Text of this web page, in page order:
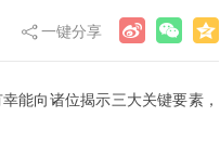
一键分享
能向诸位揭示三大关键要素，